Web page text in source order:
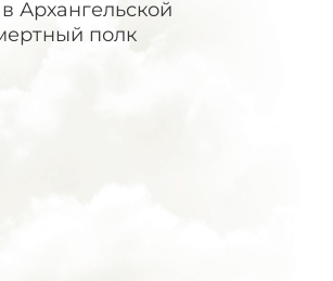
Архангельской
полк